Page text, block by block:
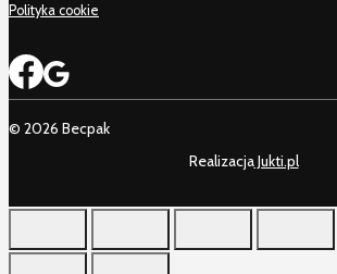
Polityka cookie
© 2026 Becpak
RealizacjaJukti.pl